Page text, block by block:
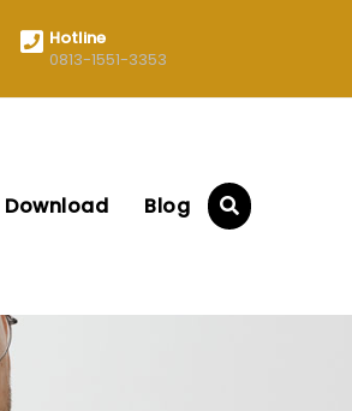
Hotline
0813-1551-3353
Download Blog